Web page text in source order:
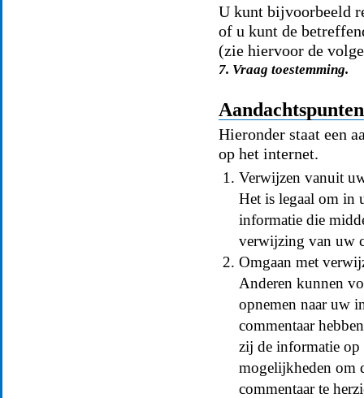
U kunt bijvoorbeeld
of u kunt de
(zie hiervoor de
7. Vraag toestemming.
Hieronder staat een
op het internet.
Verwijzen vanuit
Het is legaal om in
informatie die
verwijzing van uw
Omgaan met
Anderen kunnen
opnemen naar uw
commentaar
zij de informatie op
mogelijkheden om
commentaar te